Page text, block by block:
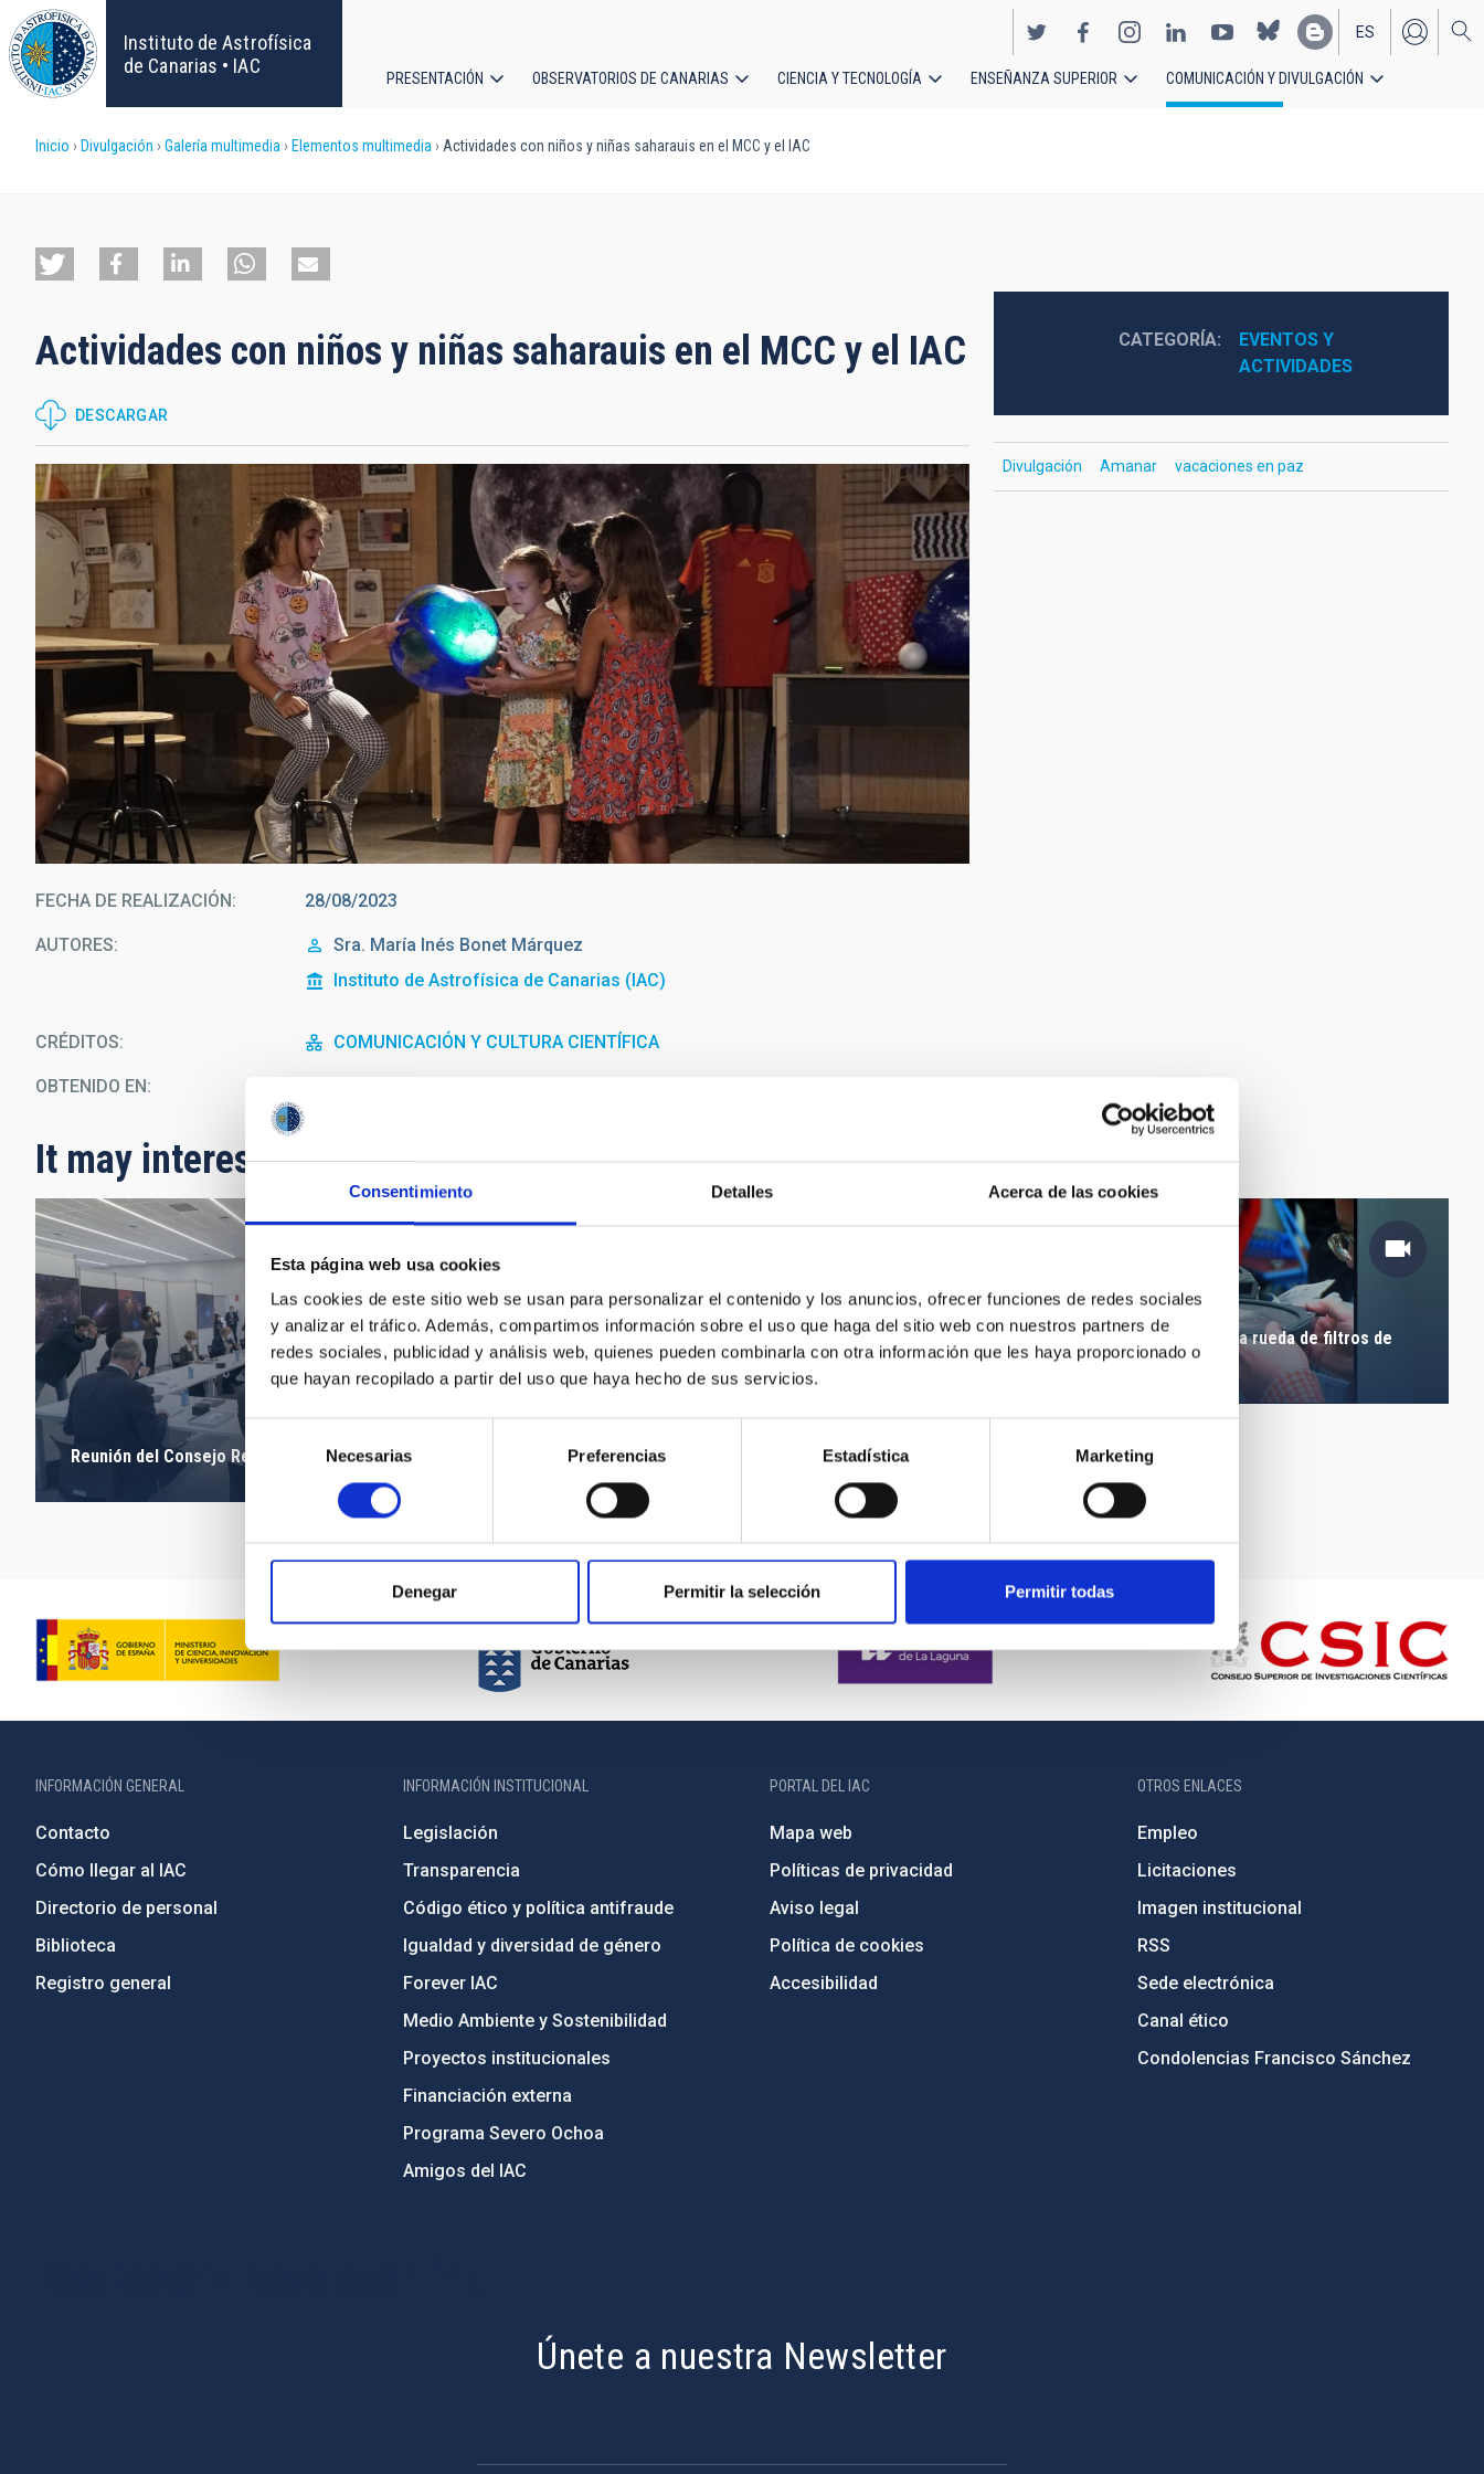
Consentimiento Detalles Acerca de las cookies
Esta página web usa cookies
Las cookies de este sitio web se usan para personalizar el contenido y los anuncios, ofrecer funciones de redes sociales
y analizar el tráfico. Además, compartimos información sobre el uso que haga del sitio web con nuestros partners de
redes sociales, publicidad y análisis web, quienes pueden combinarla con otra información que les haya proporcionado o
que hayan recopilado a partir del uso que haya hecho de sus servicios.
de
consentimiento
Necesarias Preferencias Estadística Marketing
Denegar Permitir la selección Permitir todas
Pasar
al
contenido
principal
Instituto de Astrofísica
de Canarias • IAC
EN
ES
PRESENTACIÓN OBSERVATORIOS DE CANARIAS CIENCIA Y TECNOLOGÍA ENSEÑANZA SUPERIOR COMUNICACIÓN Y DIVULGACIÓN
Sobrescribir
de
a
la
navegación
Inicio Divulgación Galería multimedia Elementos multimedia Actividades con niños y niñas saharauis en el MCC y el IAC
Actividades con niños y niñas saharauis en el MCC y el IAC
DESCARGAR
FECHA DE REALIZACIÓN 28/08/2023
AUTORES Sra. María Inés Bonet Márquez
Instituto de Astrofísica de Canarias (IAC)
CRÉDITOS COMUNICACIÓN Y CULTURA CIENTÍFICA
OBTENIDO EN
CATEGORÍA
EVENTOS Y
ACTIVIDADES
Divulgación Amanar vacaciones en paz
It may interest you
Reunión del Consejo Rector 2021
Tamaños relativos Tierra/Marte
Pruebas de movimiento de la rueda de filtros de
OSIRIS (2006)
INFORMACIÓN GENERAL
Contacto
Cómo llegar al IAC
Directorio de personal
Biblioteca
Registro general
INFORMACIÓN INSTITUCIONAL
Legislación
Transparencia
Código ético y política antifraude
Igualdad y diversidad de género
Forever IAC
Medio Ambiente y Sostenibilidad
Proyectos institucionales
Financiación externa
Programa Severo Ochoa
Amigos del IAC
PORTAL DEL IAC
Mapa web
Políticas de privacidad
Aviso legal
Política de cookies
Accesibilidad
OTROS ENLACES
Empleo
Licitaciones
Imagen institucional
RSS
Sede electrónica
Canal ético
Condolencias Francisco Sánchez
Únete a nuestra Newsletter